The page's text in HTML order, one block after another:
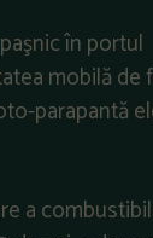
în portul
mobilă de
parapantă
a